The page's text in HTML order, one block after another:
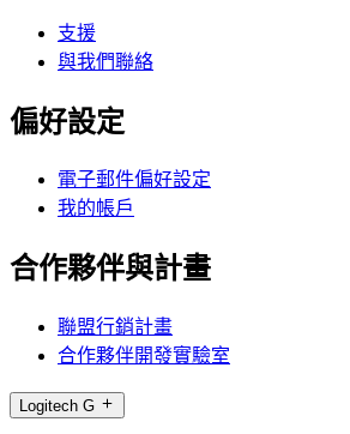
支援
與我們聯絡
偏好設定
電子郵件偏好設定
我的帳戶
合作夥伴與計畫
聯盟行銷計畫
合作夥伴開發實驗室
Logitech G